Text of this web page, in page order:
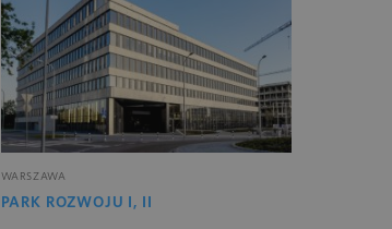
WARSZAWA
PARK ROZWOJU I, II